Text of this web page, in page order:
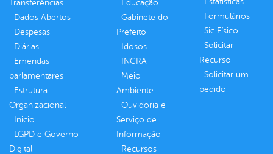
Transferências
Dados Abertos
Despesas
Diárias
Emendas
parlamentares
Estrutura
Organizacional
Inicio
LGPD e Governo
Digital
Educação
Gabinete do
Prefeito
Idosos
INCRA
Meio
Ambiente
Ouvidoria e
Serviço de
Informação
Recursos
Formulários
Sic Físico
Solicitar
Recurso
Solicitar um
pedido